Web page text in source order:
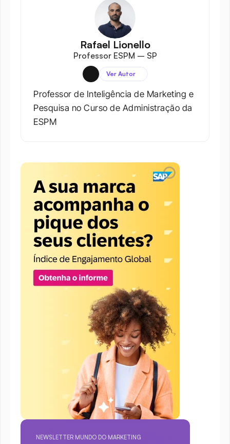
Rafael Lionello
Professor ESPM – SP
Ver Autor
Professor de Inteligência de Marketing e
Pesquisa no Curso de Administração da
ESPM
NEWSLETTER MUNDO DO MARKETING